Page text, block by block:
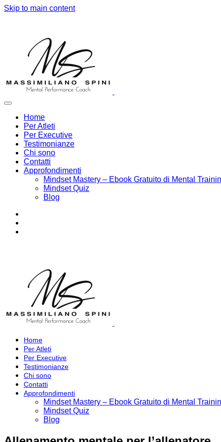
Skip to main content
Home
Per Atleti
Per Executive
Testimonianze
Chi sono
Contatti
Approfondimenti
Mindset Mastery – Ebook Gratuito di Mental
Mindset Quiz
Blog
Home
Per Atleti
Per Executive
Testimonianze
Chi sono
Contatti
Approfondimenti
Mindset Mastery – Ebook Gratuito di Mental
Mindset Quiz
Blog